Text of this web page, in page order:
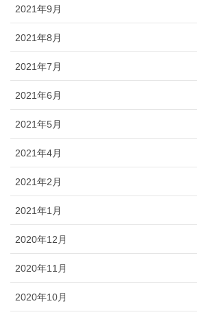
2021年9月
2021年8月
2021年7月
2021年6月
2021年5月
2021年4月
2021年2月
2021年1月
2020年12月
2020年11月
2020年10月